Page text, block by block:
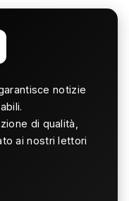
notizie
di qualità,
ai nostri lettori